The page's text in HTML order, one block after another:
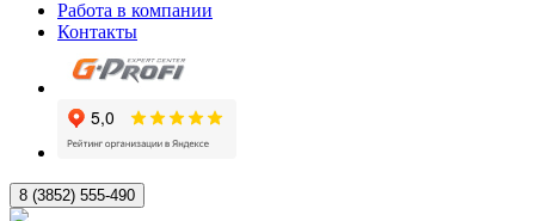
Работа в компании
Контакты
8 (3852) 555-490